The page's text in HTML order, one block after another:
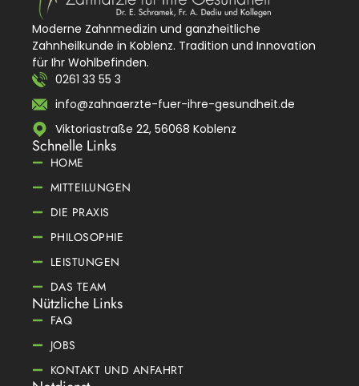
Moderne Zahnmedizin und ganzheitliche
Zahnheilkunde in Koblenz. Tradition und Innovation
für Ihr Wohlbefinden.
0261 33 55 3
info@zahnaerzte-fuer-ihre-gesundheit.de
Viktoriastraße 22, 56068 Koblenz
Schnelle Links
HOME
MITTEILUNGEN
DIE PRAXIS
PHILOSOPHIE
LEISTUNGEN
DAS TEAM
Nützliche Links
FAQ
JOBS
KONTAKT UND ANFAHRT